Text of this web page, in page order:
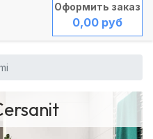
Оформить заказ
0,00 руб